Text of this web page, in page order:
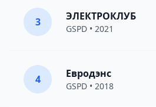
3 ЭЛЕКТРОКЛУБ
GSPD • 2021
4 Евродэнс
GSPD • 2018